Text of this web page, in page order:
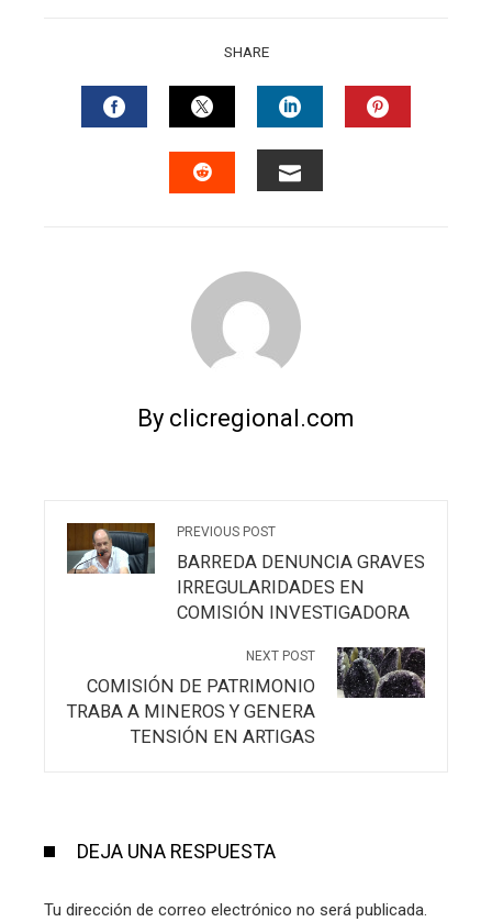
SHARE
FACEBOOKTWITTERLINKEDIN
By clicregional.com
PREVIOUS POST
BARREDA DENUNCIA GRAVES
IRREGULARIDADES EN
COMISIÓN INVESTIGADORA
NEXT POST
COMISIÓN DE PATRIMONIO
TRABA A MINEROS Y GENERA
TENSIÓN EN ARTIGAS
DEJA UNA RESPUESTA
Tu dirección de correo electrónico no será publicada.